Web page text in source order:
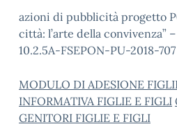
azioni di pubblicità progetto
città: l’arte della convivenza”
10.2.5A-FSEPON-PU-2018-707
MODULO DI ADESIONE
INFORMATIVA FIGLIE E FIGLI
GENITORI FIGLIE E FIGLI